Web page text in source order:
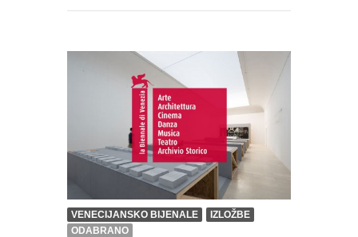
VENECIJANSKO BIJENALE
IZLOŽBE
ODABRANO